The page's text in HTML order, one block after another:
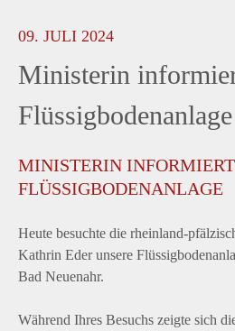
09. JULI 2024
Ministerin
Flüssigbodenanlage
MINISTERIN
FLÜSSIGBODENANLAGE
Heute besuchte die rheinland-
Kathrin Eder unsere
Bad Neuenahr.
Während Ihres Besuchs zeigte sich